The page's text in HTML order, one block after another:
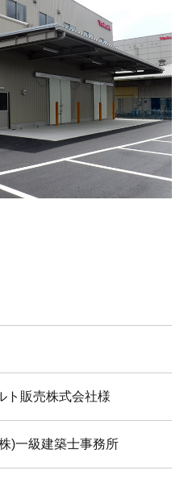
ト販売株式会社様
)一級建築士事務所